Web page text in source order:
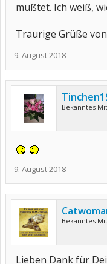
mußtet. Ich weiß,
Traurige Grüße
9. August 2018
Bekanntes
9. August 2018
Bekanntes
Lieben Dank für